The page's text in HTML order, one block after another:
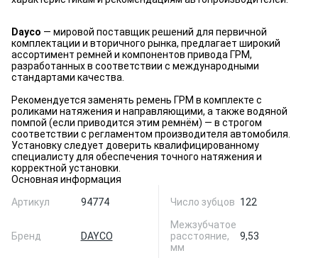
Dayco — мировой поставщик решений для первичной
комплектации и вторичного рынка, предлагает широкий
ассортимент ремней и компонентов привода ГРМ,
разработанных в соответствии с международными
стандартами качества.
Рекомендуется заменять ремень ГРМ в комплекте с
роликами натяжения и направляющими, а также водяной
помпой (если приводится этим ремнём) — в строгом
соответствии с регламентом производителя автомобиля.
Установку следует доверить квалифицированному
специалисту для обеспечения точного натяжения и
корректной установки.
Основная информация
Артикул
94774
Бренд DAYCO
Число зубцов 122
Межзубчатое
расстояние,
мм
9,53